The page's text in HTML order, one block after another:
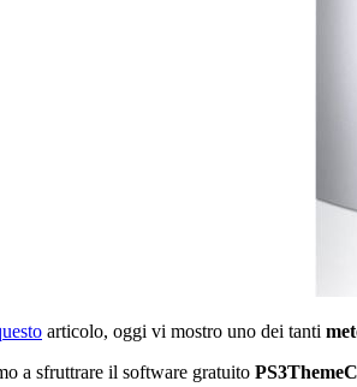
articolo, oggi vi mostro uno dei tanti
a sfruttrare il software gratuito